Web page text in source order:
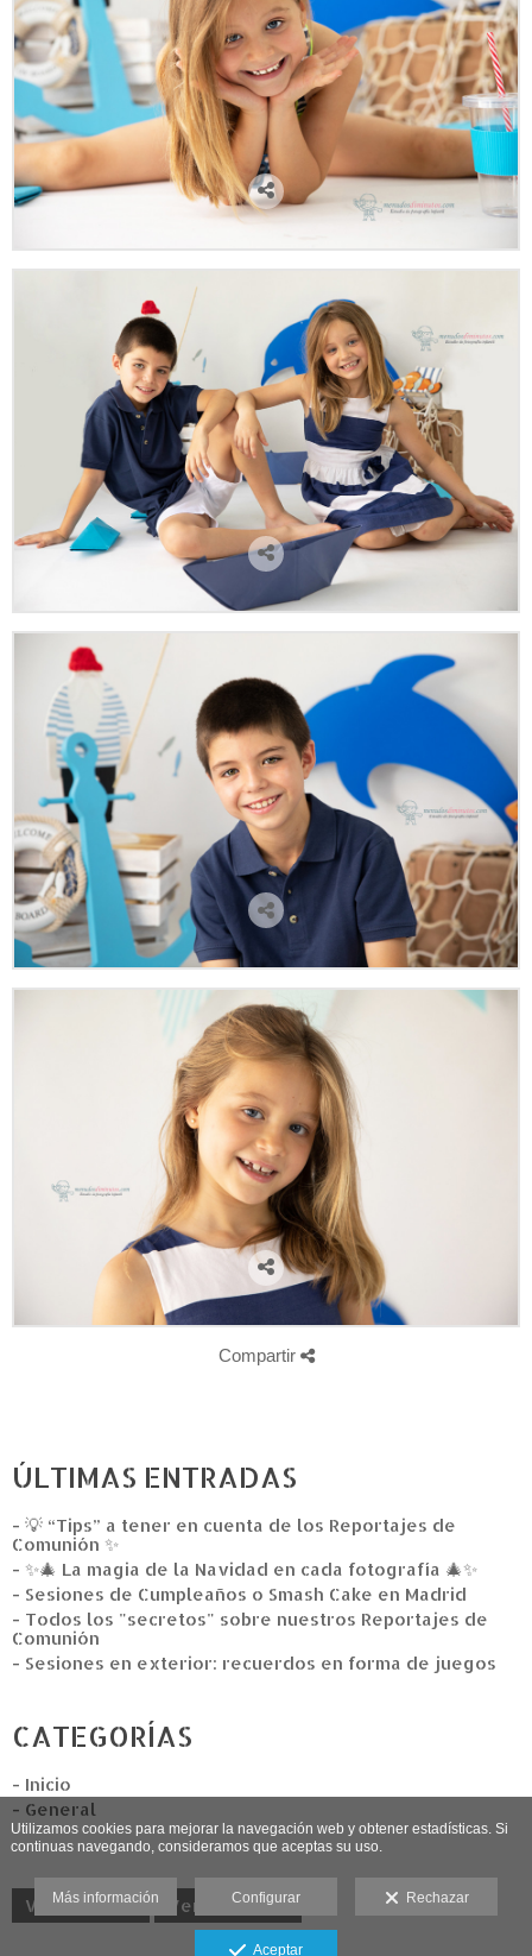
Compartir
ÚLTIMAS ENTRADAS
- 💡 “Tips” a tener en cuenta de los Reportajes de
Comunión ✨
- ✨🎄 La magia de la Navidad en cada fotografía 🎄✨
- Sesiones de Cumpleaños o Smash Cake en Madrid
- Todos los "secretos" sobre nuestros Reportajes de
Comunión
- Sesiones en exterior: recuerdos en forma de juegos
CATEGORÍAS
- Inicio
- General
Ver anterior Ver siguiente
Utilizamos cookies para mejorar la navegación web y obtener estadísticas. Si
continuas navegando, consideramos que aceptas su uso.
Más información Configurar Rechazar
Aceptar